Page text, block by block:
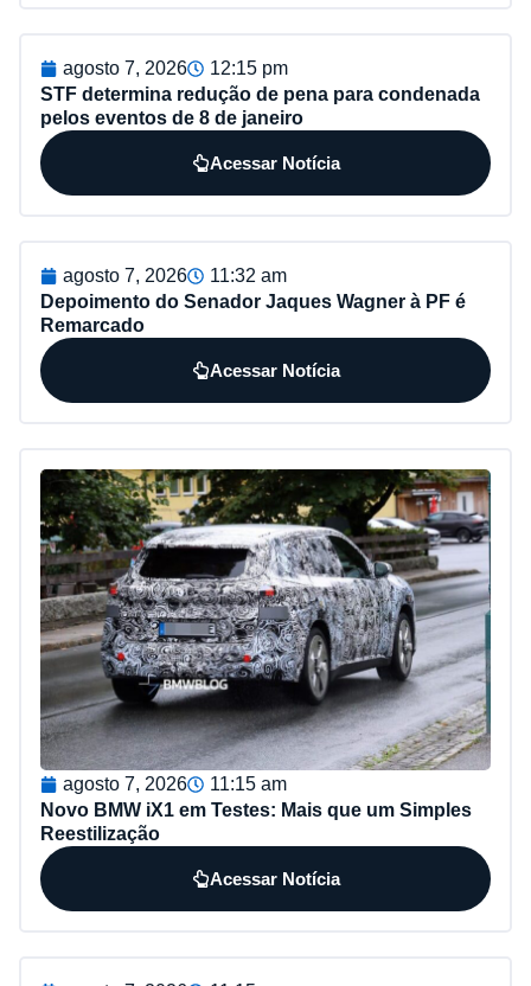
agosto 7, 2026
12:15 pm
STF determina redução de pena para condenada
pelos eventos de 8 de janeiro
Acessar Notícia
agosto 7, 2026
11:32 am
Depoimento do Senador Jaques Wagner à PF é
Remarcado
Acessar Notícia
agosto 7, 2026
11:15 am
Novo BMW iX1 em Testes: Mais que um Simples
Reestilização
Acessar Notícia